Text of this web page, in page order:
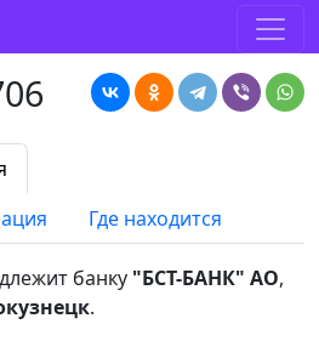
Где находится
банку "БСТ-БАНК" АО,
.